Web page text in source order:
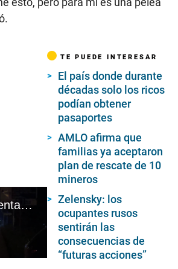
Muere en atentado con coche bomba la hija de un ideólogo cercano a Putin
TE PUEDE INTERESAR
El país donde durante
décadas solo los ricos
podían obtener
pasaportes
AMLO afirma que
familias ya aceptaron
plan de rescate de 10
mineros
Zelensky: los
ocupantes rusos
sentirán las
consecuencias de
“futuras acciones”